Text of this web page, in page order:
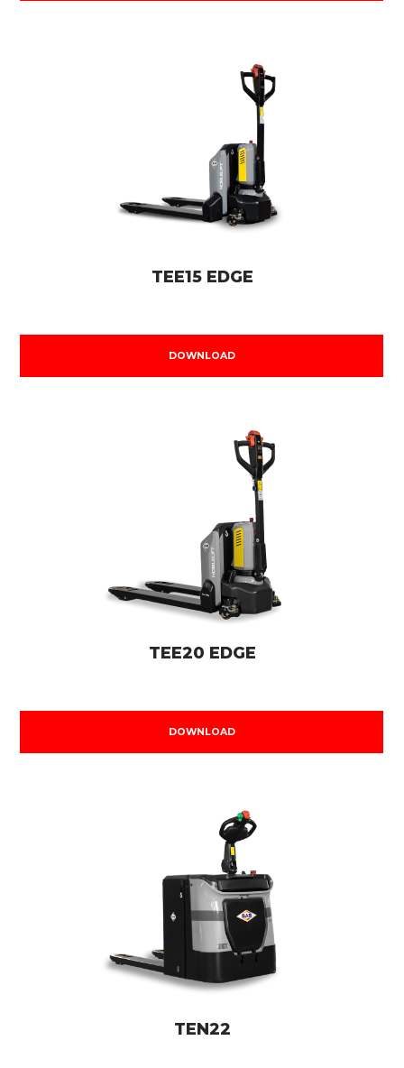
TEE15 EDGE
DOWNLOAD
TEE20 EDGE
DOWNLOAD
TEN22